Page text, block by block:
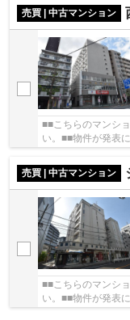
売買 | 中古マンション
■■こちらのマンシ
い。■■物件が発表
売買 | 中古マンション
■■こちらのマンシ
い。■■物件が発表